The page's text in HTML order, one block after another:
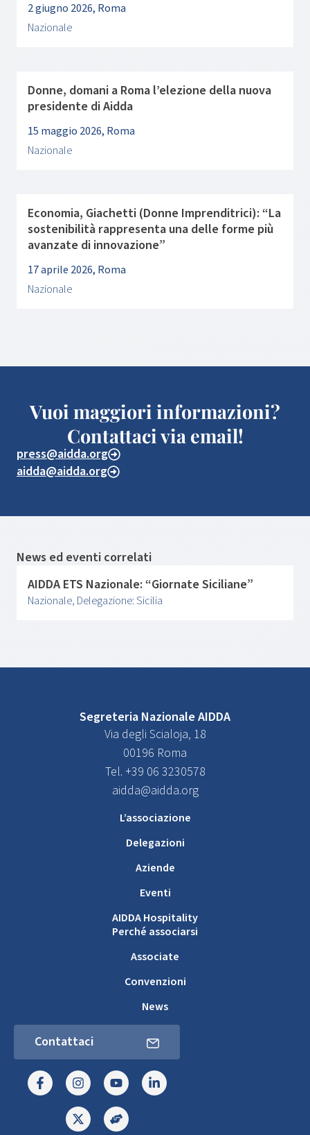
2 giugno 2026, Roma
Nazionale
Donne, domani a Roma l’elezione della nuova
presidente di Aidda
15 maggio 2026, Roma
Nazionale
Economia, Giachetti (Donne Imprenditrici): “La
sostenibilità rappresenta una delle forme più
avanzate di innovazione”
17 aprile 2026, Roma
Nazionale
Vuoi maggiori informazioni?
Contattaci via email!
press@aidda.org
aidda@aidda.org
News ed eventi correlati
AIDDA ETS Nazionale: “Giornate Siciliane”
Nazionale, Delegazione: Sicilia
Segreteria Nazionale AIDDA
Via degli Scialoja, 18
00196 Roma
Tel. +39 06 3230578
aidda@aidda.org
L’associazione
Delegazioni
Aziende
Eventi
AIDDA Hospitality
Perché associarsi
Associate
Convenzioni
News
Contattaci